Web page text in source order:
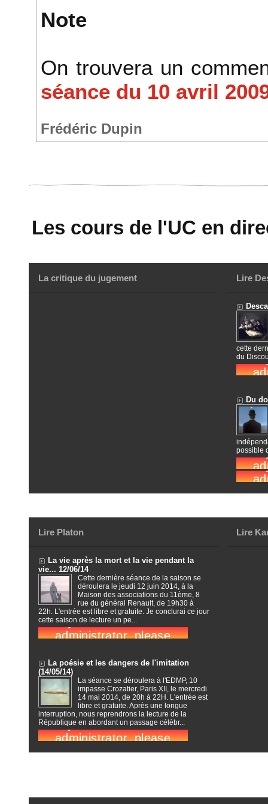
Note
On trouvera un
séance du 10 avril
Frédéric Dupin
Les cours de l'UC en
La critique du jugement Lire
cette
du
Du
possible
Lire Platon
La vie après la mort et la vie pendant la
vie... 12/06/14
Cette dernière séance de la saison se
déroulera le jeudi 12 juin 2014, à la
Maison des associations du 11ème, 8
rue du général Renault, de 19h30 à
22h. L'entrée est libre et gratuite. Je conclurai ce jour
cette saison de lecture un pe...
La poésie et les dangers de l'imitation
(14/05/14)
La séance se déroulera à l'EDMP, 10
impasse Crozatier, Paris XII, le mercredi
14 mai 2014, de 20h à 22H. L'entrée est
libre et gratuite. Après une longue
interruption, nous reprendrons la lecture de la
République en abordant un passage célèbr...
Lire